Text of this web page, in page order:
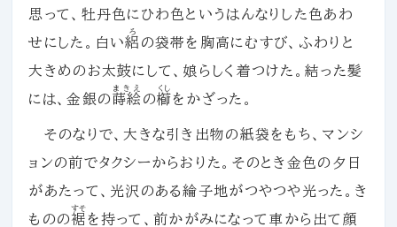
思って、牡丹色にひわ色というはんなりした色あわ
せにした。白い絽
ろ
の袋帯を胸高にむすび、ふわりと
大きめのお太鼓にして、娘らしく着つけた。結った髪
には、金銀の蒔絵
まきえ
の櫛
くし
をかざった。
そのなりで、大きな引き出物の紙袋をもち、マンシ
ョンの前でタクシーからおりた。そのとき金色の夕日
があたって、光沢のある綸子地がつやつや光った。き
ものの裾
すそ
を持って、前かがみになって車から出て顔